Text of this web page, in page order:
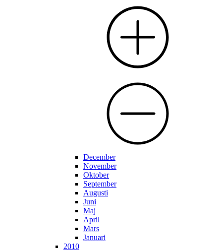
December
November
Oktober
September
Augusti
Juni
Maj
April
Mars
Januari
2010